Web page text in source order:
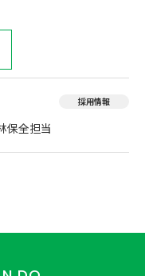
採用情報
保全担当